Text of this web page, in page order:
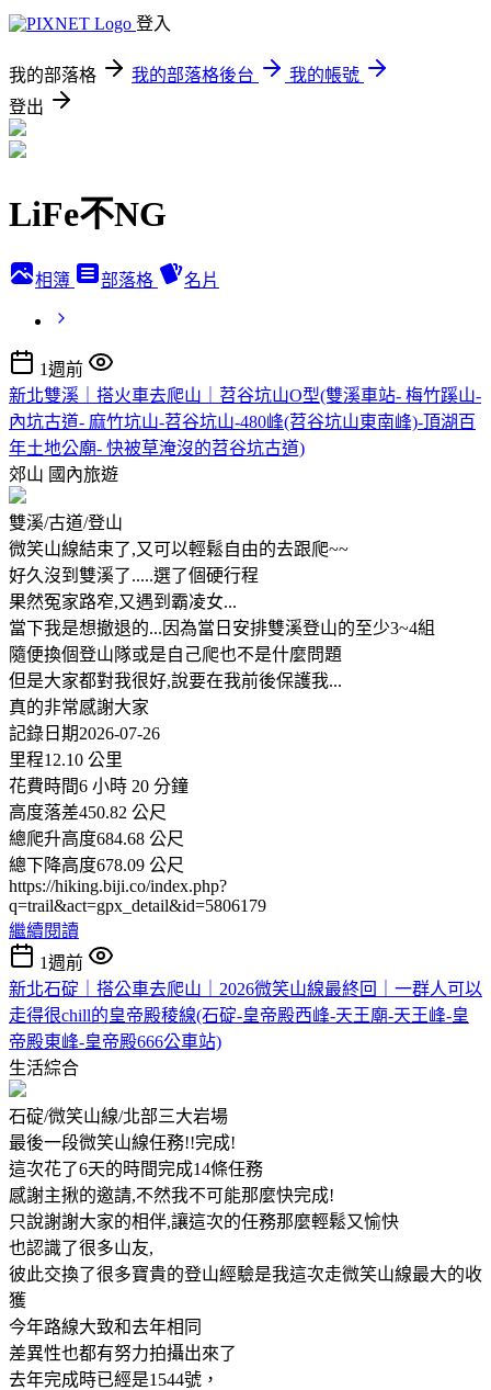
登入
我的部落格 我的部落格後台
我的帳號
登出
LiFe不NG
相簿 部落格 名片
1週前
新北雙溪｜搭火車去爬山｜苕谷坑山O型(雙溪車站- 梅竹蹊山-
內坑古道- 麻竹坑山-苕谷坑山-480峰(苕谷坑山東南峰)-頂湖百
年土地公廟- 快被草淹沒的苕谷坑古道)
郊山 國內旅遊
雙溪/古道/登山
微笑山線結束了,又可以輕鬆自由的去跟爬~~
好久沒到雙溪了.....選了個硬行程
果然冤家路窄,又遇到霸凌女...
當下我是想撤退的...因為當日安排雙溪登山的至少3~4組
隨便換個登山隊或是自己爬也不是什麼問題
但是大家都對我很好,說要在我前後保護我...
真的非常感謝大家
記錄日期2026-07-26
里程12.10 公里
花費時間6 小時 20 分鐘
高度落差450.82 公尺
總爬升高度684.68 公尺
總下降高度678.09 公尺
https://hiking.biji.co/index.php?
q=trail&act=gpx_detail&id=5806179
繼續閱讀
1週前
新北石碇｜搭公車去爬山｜2026微笑山線最終回｜一群人可以
走得很chill的皇帝殿稜線(石碇-皇帝殿西峰-天王廟-天王峰-皇
帝殿東峰-皇帝殿666公車站)
生活綜合
石碇/微笑山線/北部三大岩場
最後一段微笑山線任務!!完成!
這次花了6天的時間完成14條任務
感謝主揪的邀請,不然我不可能那麼快完成!
只說謝謝大家的相伴,讓這次的任務那麼輕鬆又愉快
也認識了很多山友,
彼此交換了很多寶貴的登山經驗是我這次走微笑山線最大的收
獲
今年路線大致和去年相同
差異性也都有努力拍攝出來了
去年完成時已經是1544號，